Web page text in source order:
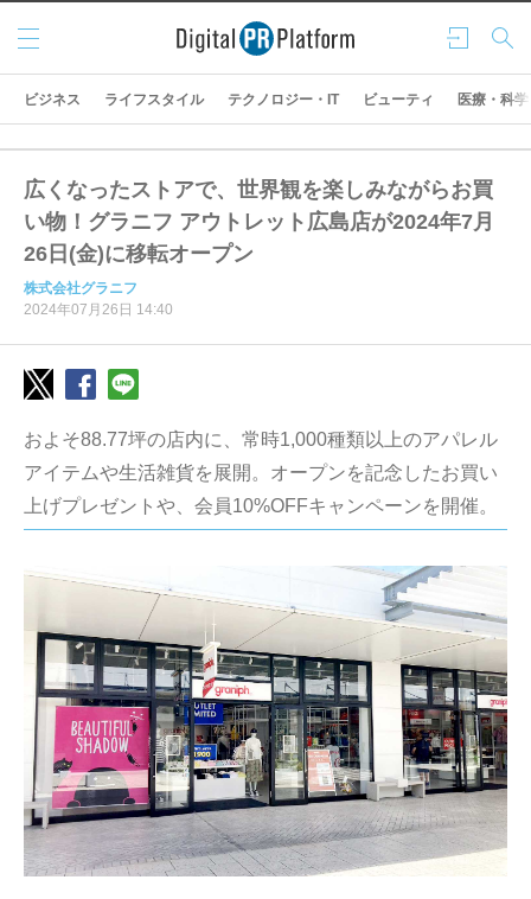
ログ
イン
検索
メニ
ュー
ビジネス ライフスタイル テクノロジー・IT ビューティ 医療・科学
広くなったストアで、世界観を楽しみながらお買
い物！グラニフ アウトレット広島店が2024年7月
26日(金)に移転オープン
株式会社グラニフ
2024年07月26日 14:40
およそ88.77坪の店内に、常時1,000種類以上のアパレル
アイテムや生活雑貨を展開。オープンを記念したお買い
上げプレゼントや、会員10%OFFキャンペーンを開催。